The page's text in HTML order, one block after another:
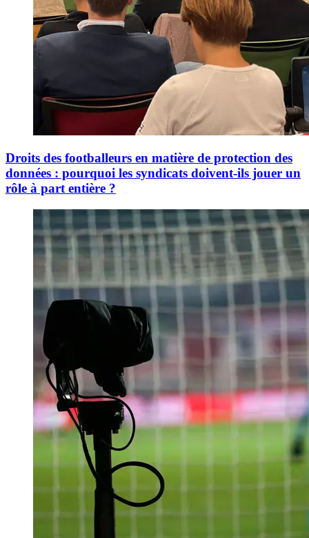
Droits des footballeurs en matière de protection des
données : pourquoi les syndicats doivent-ils jouer un
rôle à part entière ?